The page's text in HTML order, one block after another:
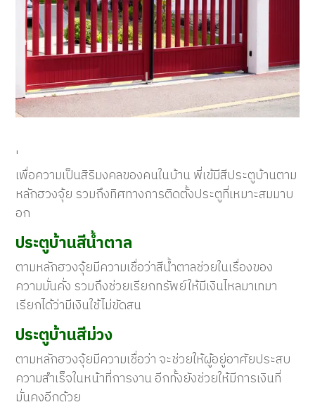
'
เพื่อความเป็นสิริมงคลของคนในบ้าน พี่เข้มีสีประตูบ้านตาม
หลักฮวงจุ้ย รวมถึงทิศทางการติดตั้งประตูที่เหมาะสมมาบ
อก
ประตูบ้านสีน้ำตาล
ตามหลักฮวงจุ้ยมีความเชื่อว่าสีน้ำตาลช่วยในเรื่องของ
ความมั่นคั่ง รวมถึงช่วยเรียกทรัพย์ให้มีเงินไหลมาเทมา
เรียกได้ว่ามีเงินใช้ไม่ขัดสน
ประตูบ้านสีม่วง
ตามหลักฮวงจุ้ยมีความเชื่อว่า จะช่วยให้ผู้อยู่อาศัยประสบ
ความสำเร็จในหน้าที่การงาน อีกทั้งยังช่วยให้มีการเงินที่
มั่นคงอีกด้วย